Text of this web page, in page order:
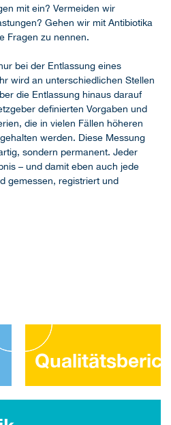
mit ein? Vermeiden wir
Gehen wir mit Antibiotika
Fragen zu nennen.
bei der Entlassung eines
wird an unterschiedlichen Stellen
die Entlassung hinaus darauf
definierten Vorgaben und
die in vielen Fällen höheren
werden. Diese Messung
sondern permanent. Jeder
– und damit eben auch jede
gemessen, registriert und